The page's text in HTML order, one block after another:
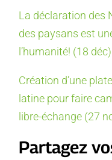
La déclaration des
des paysans est
l’humanité! (18 déc)
Création d’une
latine pour faire
libre-échange (27
Partagez